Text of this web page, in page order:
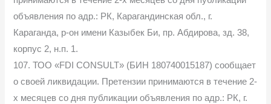
объявления по адр.: РК, Карагандинская обл., г.
Караганда, р-он имени Казыбек Би, пр. Абдирова, зд. 38,
корпус 2, н.п. 1.
107. ТОО «FDI CONSULT» (БИН 180740015187) сообщает
о своей ликвидации. Претензии принимаются в течение 2-
х месяцев со дня публикации объявления по адр.: РК, г.